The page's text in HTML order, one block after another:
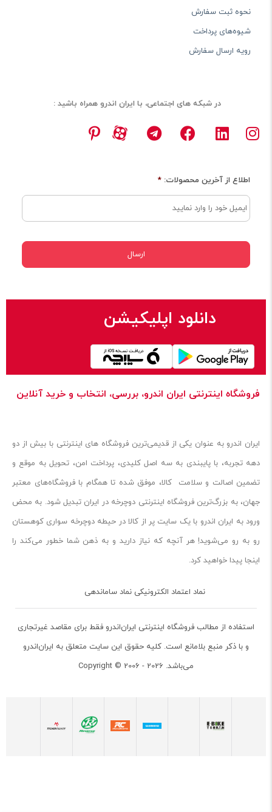
نحوه ثبت سفارش
شیوه‌های پرداخت
رویه ارسال سفارش
در شبکه های اجتماعی، با ایران اندرو همراه باشید :
اطلاع از آخرین محصولات: *
دانلود اپلیکیشن
فروشگاه اینترنتی ایران‌ اندرو، بررسی، انتخاب و خرید آنلاین
ایران‌ اندرو به عنوان یکی از قدیمی‌ترین فروشگاه های اینترنتی با بیش از دو
دهه تجربه، با پایبندی به سه اصل کلیدی، پرداخت امن، تحویل به موقع و
تضمین اصالت و سلامت کالا، موفق شده تا همگام با فروشگاه‌های معتبر
جهان، به بزرگ‌ترین فروشگاه اینترنتی دوچرخه در ایران تبدیل شود. به محض
ورود به ایران‌ اندرو با یک سایت پر از کالا در حیطه دوچرخه سواری کوهستان
رو به رو می‌شوید! هر آنچه که نیاز دارید و به ذهن شما خطور می‌کند را
اینجا پیدا خواهید کرد.
نماد اعتماد الکترونیکی نماد ساماندهی
استفاده از مطالب فروشگاه اینترنتی ایران‌اندرو فقط برای مقاصد غیرتجاری
و با ذکر منبع بلامانع است. کلیه حقوق این سایت متعلق به ایران‌اندرو
می‌باشد. Copyright © 2006 - 2026